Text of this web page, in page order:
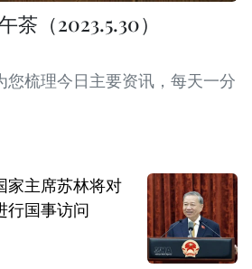
茶（2023.5.30）
您梳理今日主要资讯，每天一分
家主席苏林将对
行国事访问